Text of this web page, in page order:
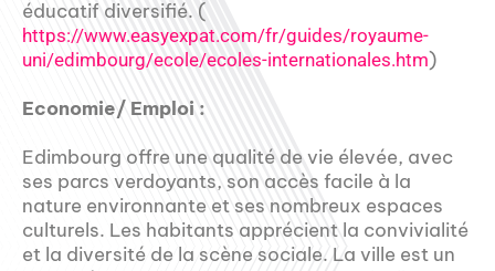
éducatif diversifié. (
https://www.easyexpat.com/fr/guides/royaume-
uni/edimbourg/ecole/ecoles-internationales.htm)
Economie/ Emploi :
Edimbourg offre une qualité de vie élevée, avec
ses parcs verdoyants, son accès facile à la
nature environnante et ses nombreux espaces
culturels. Les habitants apprécient la convivialité
et la diversité de la scène sociale. La ville est un